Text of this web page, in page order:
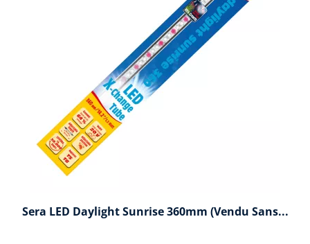
Sera LED Daylight Sunrise 360mm (vendu Sans...